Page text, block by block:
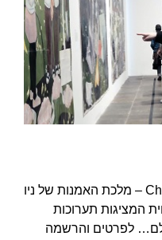
סיור גלריות בצ'לסי בעברית Chelsea – מלכת האמנות של ניו
המציגות תערוכות
לפרטים והרשמה